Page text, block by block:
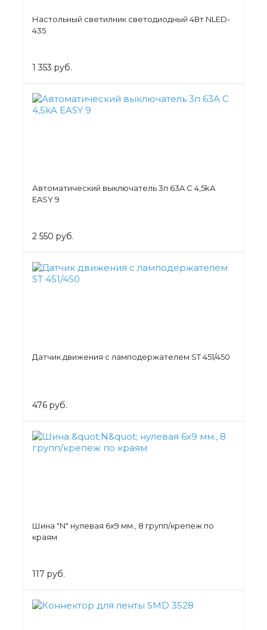
Настольный светилник светодиодный 4Вт NLED-
435
1 353 руб.
Автоматический выключатель 3п 63A C 4,5kA
EASY 9
2 550 руб.
Датчик движения с ламподержателем ST 451/450
476 руб.
Шина "N" нулевая 6х9 мм., 8 групп/крепеж по
краям
117 руб.